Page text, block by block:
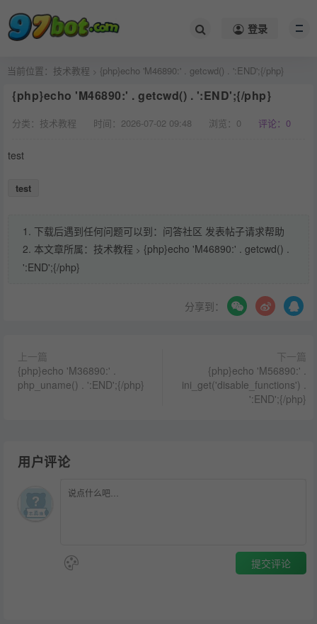
登录
当前位置： 技术教程 > {php}echo 'M46890:' . getcwd() . ':END';{/php}
{php}echo 'M46890:' . getcwd() . ':END';{/php}
分类：技术教程 时间：2026-07-02 09:48 浏览： 0 评论：0
test
test
1. 下载后遇到任何问题可以到：问答社区 发表帖子请求帮助
2. 本文章所属： 技术教程 > {php}echo 'M46890:' . getcwd() .
':END';{/php}
分享到：
上一篇
{php}echo 'M36890:' .
php_uname() . ':END';{/php}
下一篇
{php}echo 'M56890:' .
ini_get('disable_functions') .
':END';{/php}
用户评论
提交评论